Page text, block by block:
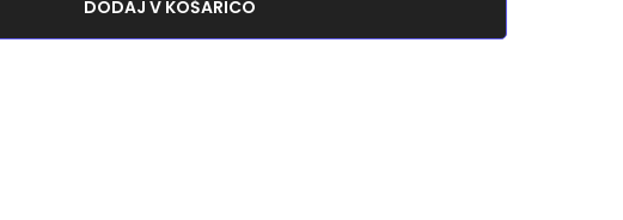
DODAJ V KOŠARICO